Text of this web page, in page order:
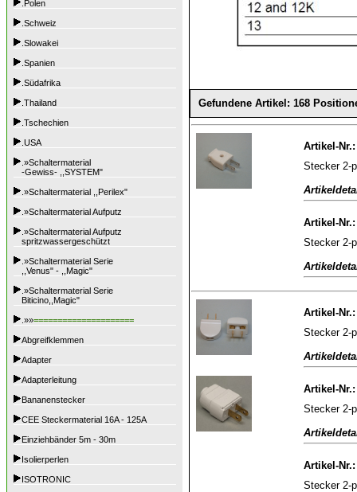
.Polen
.Schweiz
.Slowakei
.Spanien
.Südafrika
.Thailand
.Tschechien
.USA
.»Schaltermaterial
-Gewiss- ,,SYSTEM"
.»Schaltermaterial ,,Perilex"
.»Schaltermaterial Aufputz
.»Schaltermaterial Aufputz
spritzwassergeschützt
.»Schaltermaterial Serie
,,Venus" - ,,Magic"
.»Schaltermaterial Serie
Biticino,,Magic"
.»»=====================
Abgreifklemmen
Adapter
Adapterleitung
Bananenstecker
CEE Steckermaterial 16A - 125A
Einziehbänder 5m - 30m
Isolierperlen
ISOTRONIC
Gefundene Artikel: 168
Artikel-Nr.:
Stecker 2-
Artikel-Nr.:
Stecker 2-
Artikel-Nr.:
Stecker 2-
Artikel-Nr.:
Stecker 2-
Artikel-Nr.:
Stecker 2-